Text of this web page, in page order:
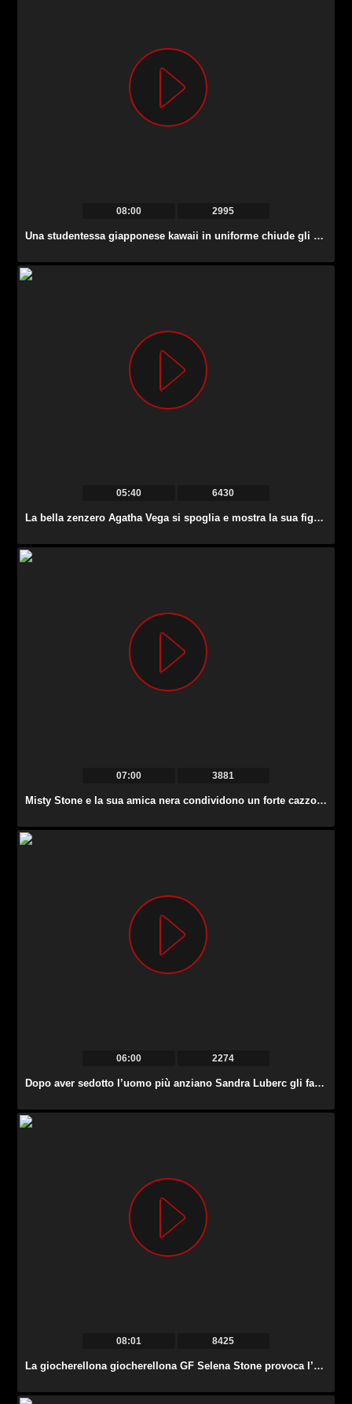
08:00 2995
Una studentessa giapponese kawaii in uniforme chiude gli occhi mentre fa un pompino.
05:40 6430
La bella zenzero Agatha Vega si spoglia e mostra la sua figa sul tavolo da picnic.
07:00 3881
Misty Stone e la sua amica nera condividono un forte cazzo bianco per un pompino.
06:00 2274
Dopo aver sedotto l’uomo più anziano Sandra Luberc gli fa un bel pompino.
08:01 8425
La giocherellona giocherellona GF Selena Stone provoca l’erezione del suo fidanzato e fa un pompino.